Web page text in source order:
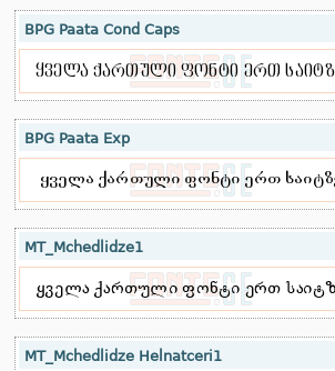
BPG Paata Cond Caps
BPG Paata Exp
MT_Mchedlidze1
MT_Mchedlidze Helnatceri1